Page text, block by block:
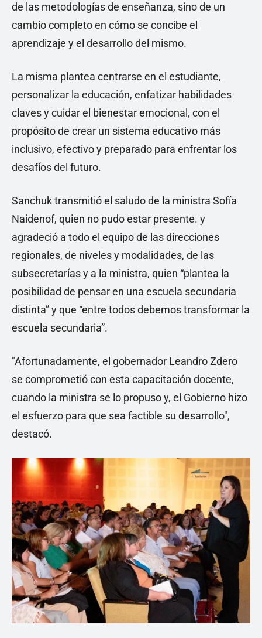
de las metodologías de enseñanza, sino de un
cambio completo en cómo se concibe el
aprendizaje y el desarrollo del mismo.
La misma plantea centrarse en el estudiante,
personalizar la educación, enfatizar habilidades
claves y cuidar el bienestar emocional, con el
propósito de crear un sistema educativo más
inclusivo, efectivo y preparado para enfrentar los
desafíos del futuro.
Sanchuk transmitió el saludo de la ministra Sofía
Naidenof, quien no pudo estar presente. y
agradeció a todo el equipo de las direcciones
regionales, de niveles y modalidades, de las
subsecretarías y a la ministra, quien “plantea la
posibilidad de pensar en una escuela secundaria
distinta” y que “entre todos debemos transformar la
escuela secundaria”.
"Afortunadamente, el gobernador Leandro Zdero
se comprometió con esta capacitación docente,
cuando la ministra se lo propuso y, el Gobierno hizo
el esfuerzo para que sea factible su desarrollo",
destacó.